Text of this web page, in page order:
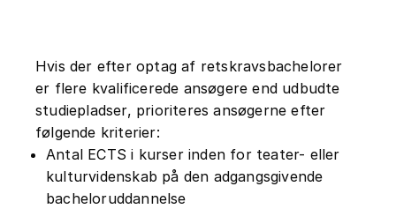
Hvis der efter optag af retskravsbachelorer
er flere kvalificerede ansøgere end udbudte
studiepladser, prioriteres ansøgerne efter
følgende kriterier:
Antal ECTS i kurser inden for teater- eller
kulturvidenskab på den adgangsgivende
bacheloruddannelse